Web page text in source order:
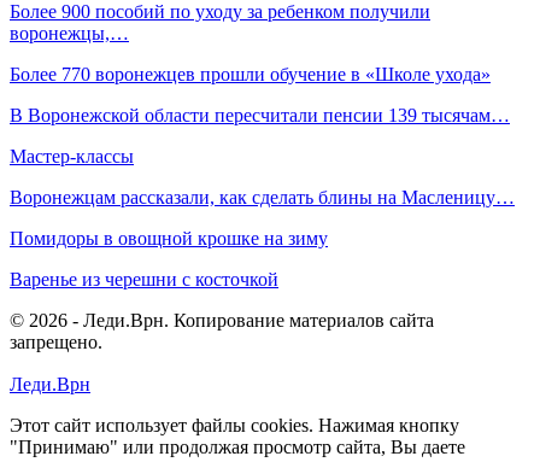
Более 900 пособий по уходу за ребенком получили
воронежцы,…
Более 770 воронежцев прошли обучение в «Школе ухода»
В Воронежской области пересчитали пенсии 139 тысячам…
Мастер-классы
Воронежцам рассказали, как сделать блины на Масленицу…
Помидоры в овощной крошке на зиму
Варенье из черешни с косточкой
© 2026 - Леди.Врн. Копирование материалов сайта
запрещено.
Леди.Врн
Этот сайт использует файлы cookies. Нажимая кнопку
"Принимаю" или продолжая просмотр сайта, Вы даете